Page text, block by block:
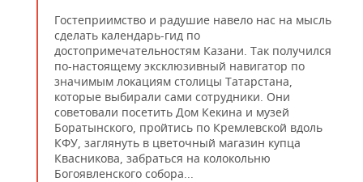
Гостеприимство и радушие навело нас на мысль
сделать календарь-гид по
достопримечательностям Казани. Так получился
по-настоящему эксклюзивный навигатор по
значимым локациям столицы Татарстана,
которые выбирали сами сотрудники. Они
советовали посетить Дом Кекина и музей
Боратынского, пройтись по Кремлевской вдоль
КФУ, заглянуть в цветочный магазин купца
Квасникова, забраться на колокольню
Богоявленского собора...